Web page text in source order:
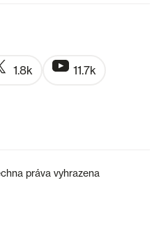
1.8k 11.7k
práva vyhrazena